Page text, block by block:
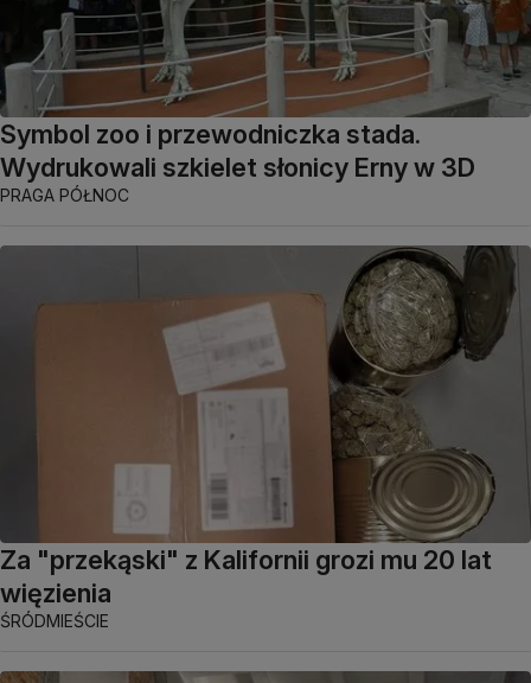
Symbol zoo i przewodniczka stada.
Wydrukowali szkielet słonicy Erny w 3D
PRAGA PÓŁNOC
Za "przekąski" z Kalifornii grozi mu 20 lat
więzienia
ŚRÓDMIEŚCIE